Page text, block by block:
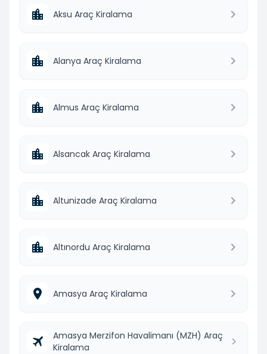
Aksu Araç Kiralama
Alanya Araç Kiralama
Almus Araç Kiralama
Alsancak Araç Kiralama
Altunizade Araç Kiralama
Altınordu Araç Kiralama
Amasya Araç Kiralama
Amasya Merzifon Havalimanı (MZH) Araç
Kiralama